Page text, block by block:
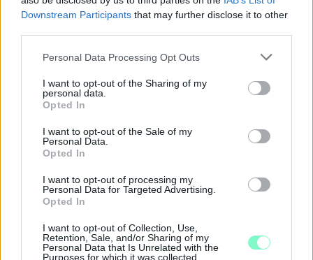
Downstream Participants that may further disclose it to other
Please note that this website/app uses one or more Google
not limited to your visit or usage behaviour. You may click to
grant or deny consent to Google and its third-party tags to
use your data for below specified purposes in below Google
consent section.
Personal Data Processing Opt Outs
I want to opt-out of the Sharing of my
personal data.
Opted In
I want to opt-out of the Sale of my
Personal Data.
Opted In
I want to opt-out of processing my
Personal Data for Targeted Advertising.
Opted In
I want to opt-out of Collection, Use,
Retention, Sale, and/or Sharing of my
Personal Data that Is Unrelated with the
Purposes for which it was collected.
ENERGIATAKARÉKOSSÁG: KORÁBBAN KEZDŐDIK
A GYŐRI AUDI ETO KC PÉNTEKI FELKÉSZÜLÉSI
MÉRKŐZÉSE
Az energiaellátás tehermentesítése érdekében másfél órával
előrébb hozták a Brest Bretagne Handball elleni találkozó
1 hozzászólás